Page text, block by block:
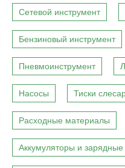
Сетевой инструмент
Бензиновый инструмент
Пневмоинструмент
Насосы Тиски
Расходные материалы
Аккумуляторы и зарядные